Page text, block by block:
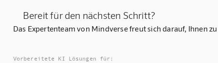
Bereit für den nächsten Schritt?
Das Expertenteam von Mindverse freut sich darauf, Ihnen
Vorbereitete KI Lösungen für: